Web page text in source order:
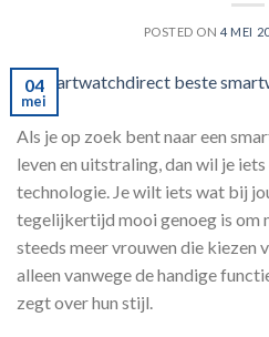
POSTED ON4 MEI
04
mei
Als je op zoek bent naar een
leven en uitstraling, dan wil je
technologie. Je wilt iets wat bij
tegelijkertijd mooi genoeg is om
steeds meer vrouwen die kiezen
alleen vanwege de handige
zegt over hun stijl.